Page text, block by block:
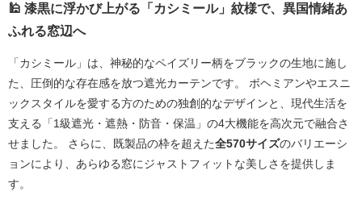
🕌 漆黒に浮かび上がる「カシミール」紋様で、異国情緒あ
ふれる窓辺へ
「カシミール」は、神秘的なペイズリー柄をブラックの生地に施し
た、圧倒的な存在感を放つ遮光カーテンです。 ボヘミアンやエスニ
ックスタイルを愛する方のための独創的なデザインと、現代生活を
支える「1級遮光・遮熱・防音・保温」の4大機能を高次元で融合さ
せました。 さらに、既製品の枠を超えた全570サイズのバリエーシ
ョンにより、あらゆる窓にジャストフィットな美しさを提供しま
す。